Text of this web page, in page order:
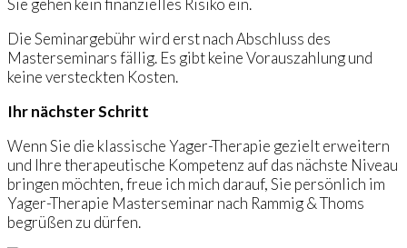
Sie gehen kein finanzielles Risiko ein.
Die Seminargebühr wird erst nach Abschluss des
Masterseminars fällig. Es gibt keine Vorauszahlung und
keine versteckten Kosten.
Ihr nächster Schritt
Wenn Sie die klassische Yager-Therapie gezielt erweitern
und Ihre therapeutische Kompetenz auf das nächste Niveau
bringen möchten, freue ich mich darauf, Sie persönlich im
Yager-Therapie Masterseminar nach Rammig & Thoms
begrüßen zu dürfen.